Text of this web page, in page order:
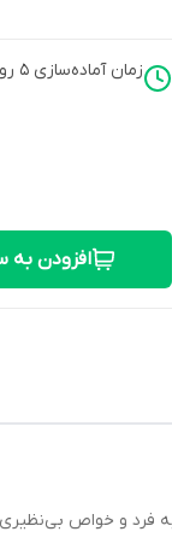
زمان آماده‌سازی 5
افزودن به
فرد و خواص بی‌نظیری